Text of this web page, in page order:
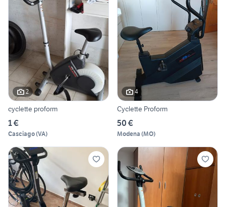
2
cyclette proform
1 €
Casciago(VA)
4
Cyclette Proform
50 €
Modena (MO)